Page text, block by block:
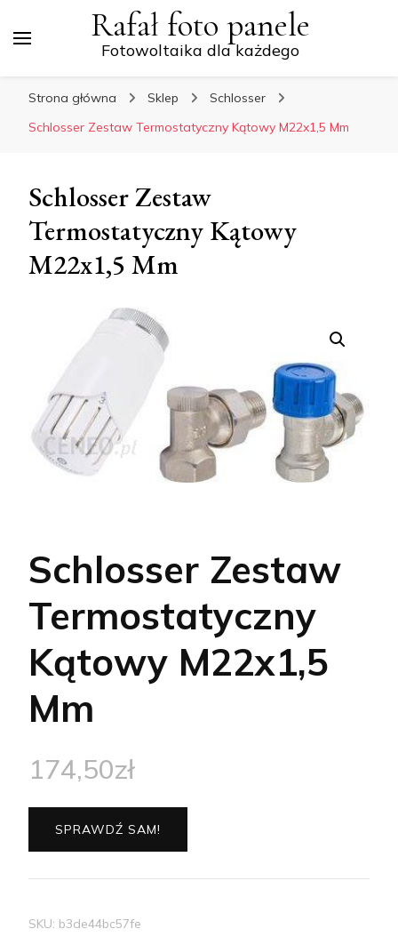
Rafał foto panele
Fotowoltaika dla każdego
Strona główna Sklep
Schlosser
Schlosser Zestaw Termostatyczny Kątowy M22x1,5 Mm
Schlosser Zestaw
Termostatyczny Kątowy
M22x1,5 Mm
Schlosser Zestaw
Termostatyczny
Kątowy M22x1,5
Mm
174,50zł
SPRAWDŹ SAM!
SKU: b3de44bc57fe